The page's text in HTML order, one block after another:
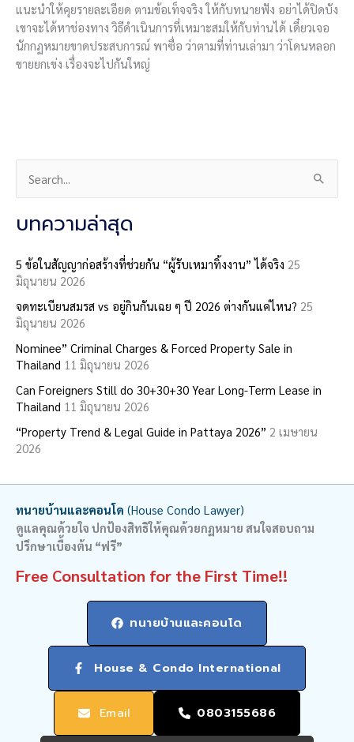
แนะนำให้คุยรายละเอียด ตามข้อเท็จจริง ให้กับทนายฟัง อย่าได้ปิดบัง
เขาจะได้หาช่องทาง วิธีดำเนินการที่เหมาะสมให้กับท่านได้ เดี๋ยวเจอ
นักกฏหมายขาดประสบการณ์ พาซื่อ ว่าตามที่ท่านเล่ามา ว่าโดนหลอก
ขายยกเข่ง เรื่องจะไปกันใหญ่
c
h
f
o
r
บทความล่าสุด
5 ข้อในสัญญาก่อสร้างที่ช่วยกัน “ผู้รับเหมาทิ้งงาน” ได้จริง 25
มิถุนายน 2026
จดทะเบียนสมรส vs อยู่กินกันเฉย ๆ ปี 2026 ต่างกันแค่ไหน? 25
มิถุนายน 2026
Nominee” Criminal Charges & Forced Property Sale in
Thailand 11 มิถุนายน 2026
Can Foreigners Still do 30+30+30 Year Long-Term Lease in
Thailand 11 มิถุนายน 2026
“Property Trend & Legal Guide in Pattaya 2026” 2 เมษายน
2026
ทนายบ้านและคอนโด (House Condo Lawyer)
ดูแลคุณด้วยใจ ปกป้องสิทธิให้คุณด้วยกฏหมาย สนใจสอบถาม
ปรึกษาเบื้องต้น “ฟรี”
Free Consultation for the First Time!!
ทนายบ้านและคอนโด
House & Condo International
Email 0803155686